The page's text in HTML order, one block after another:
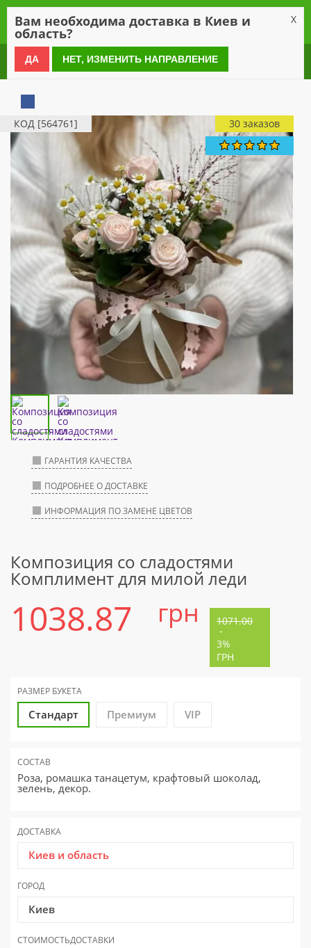
0 800 21 54 55
КОД [564761] 30 заказов
ГАРАНТИЯ КАЧЕСТВА
ПОДРОБНЕЕ О ДОСТАВКЕ
ИНФОРМАЦИЯ ПО ЗАМЕНЕ ЦВЕТОВ
Композиция со сладостями
Комплимент для милой леди
1038.87 грн 1071.00
-
3%
ГРН
РАЗМЕР БУКЕТА
Стандарт Премиум VIP
СОСТАВ
Роза, ромашка танацетум, крафтовый шоколад,
зелень, декор.
ДОСТАВКА
Киев и область
ГОРОД
Киев
СТОИМОСТЬДОСТАВКИ
Вам необходима доставка в Киев и
область?
X
ДА НЕТ, ИЗМЕНИТЬ НАПРАВЛЕНИЕ